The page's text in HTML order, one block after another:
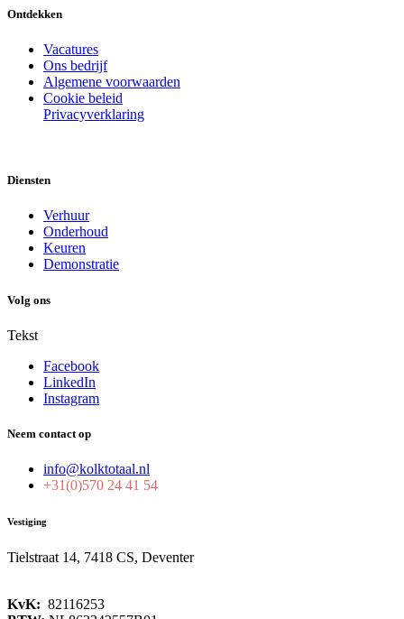
Ontdekken
Vacatures
Ons bedrijf
Algemene voorwaarden
Cookie beleid
Privacyverklaring
Diensten
Verhuur
Onderhoud
Keuren
Demonstratie
Volg ons
Tekst
Facebook
LinkedIn
Instagram
Neem contact op
info@kolktotaal.nl
+31(0)570 24 41 54
Vestiging
Tielstraat 14, 7418 CS, Deventer
KvK: 82116253